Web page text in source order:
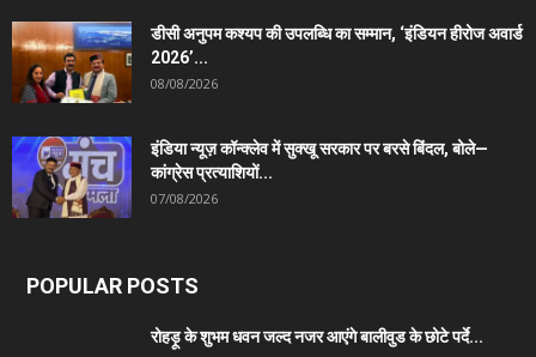
डीसी अनुपम कश्यप की उपलब्धि का सम्मान, ‘इंडियन हीरोज अवार्ड
2026’...
08/08/2026
इंडिया न्यूज़ कॉन्क्लेव में सुक्खू सरकार पर बरसे बिंदल, बोले—
कांग्रेस प्रत्याशियों...
07/08/2026
POPULAR POSTS
रोहड़ू के शुभम धवन जल्द नजर आएंगे बालीवुड के छोटे पर्दे...